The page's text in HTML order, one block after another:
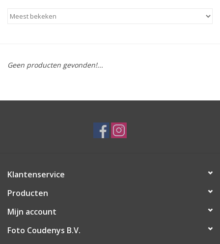
Contact
Geen producten gevonden!...
Klantenservice
Producten
Mijn account
Foto Coudenys B.V.